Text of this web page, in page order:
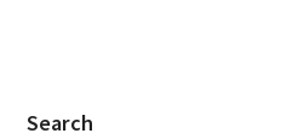
Search